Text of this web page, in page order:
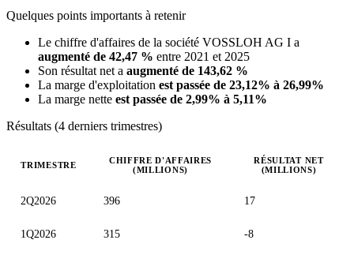
Quelques points importants à retenir
Le chiffre d'affaires de la société VOSSLOH AG I a
augmenté de 42,47 % entre 2021 et 2025
Son résultat net a augmenté de 143,62 %
La marge d'exploitation est passée de 23,12% à 26,99%
La marge nette est passée de 2,99% à 5,11%
Résultats (4 derniers trimestres)
TRIMESTRE
CHIFFRE D'AFFAIRES
(MILLIONS)
RÉSULTAT NET
(MILLIONS)
2Q2026 396 17
1Q2026 315 -8